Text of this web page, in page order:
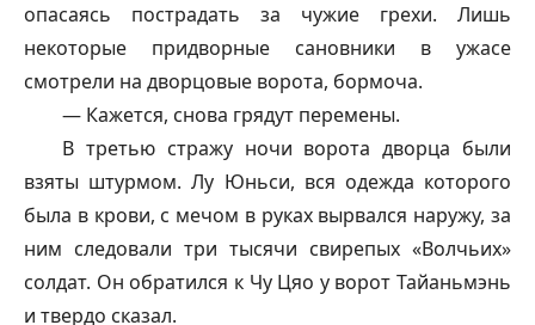
опасаясь пострадать за чужие грехи. Лишь
некоторые придворные сановники в ужасе
смотрели на дворцовые ворота, бормоча.
— Кажется, снова грядут перемены.
В третью стражу ночи ворота дворца были
взяты штурмом. Лу Юньси, вся одежда которого
была в крови, с мечом в руках вырвался наружу, за
ним следовали три тысячи свирепых «Волчьих»
солдат. Он обратился к Чу Цяо у ворот Тайаньмэнь
и твердо сказал.